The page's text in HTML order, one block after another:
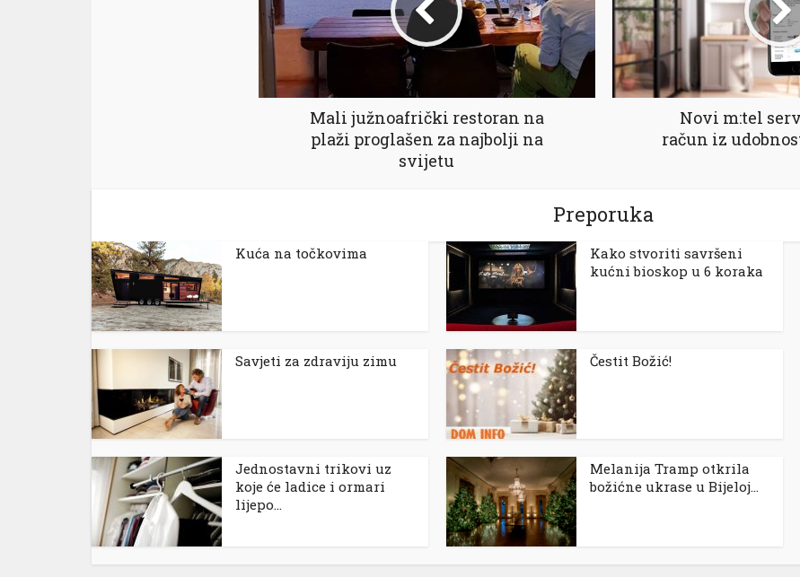
Mali južnoafrički restoran na
plaži proglašen za najbolji na
svijetu
Novi m:tel
račun iz
Preporuka
Kuća na točkovima
Kako stvoriti savršeni
kućni bioskop u 6 koraka
Savjeti za zdraviju zimu Čestit Božić!
Jednostavni trikovi uz
koje će ladice i ormari
lijepo...
Melanija Tramp otkrila
božićne ukrase u Bijeloj...